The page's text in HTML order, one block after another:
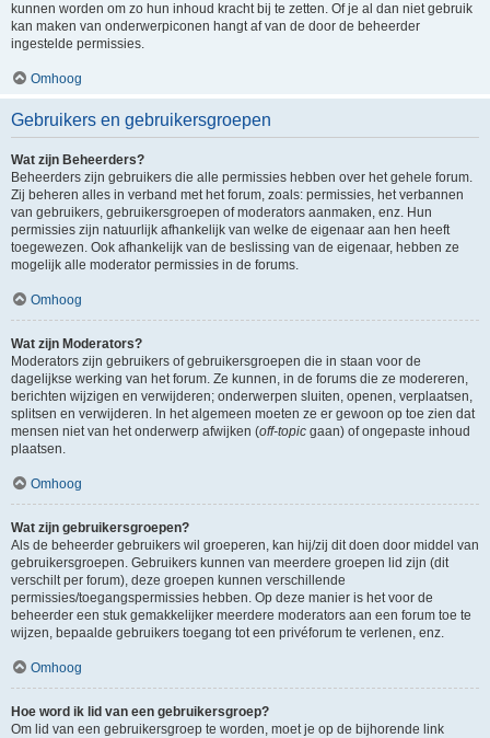
kunnen worden om zo hun inhoud kracht bij te zetten. Of je al dan niet gebruik
kan maken van onderwerpiconen hangt af van de door de beheerder
ingestelde permissies.
Omhoog
Gebruikers en gebruikersgroepen
Wat zijn Beheerders?
Beheerders zijn gebruikers die alle permissies hebben over het gehele forum.
Zij beheren alles in verband met het forum, zoals: permissies, het verbannen
van gebruikers, gebruikersgroepen of moderators aanmaken, enz. Hun
permissies zijn natuurlijk afhankelijk van welke de eigenaar aan hen heeft
toegewezen. Ook afhankelijk van de beslissing van de eigenaar, hebben ze
mogelijk alle moderator permissies in de forums.
Omhoog
Wat zijn Moderators?
Moderators zijn gebruikers of gebruikersgroepen die in staan voor de
dagelijkse werking van het forum. Ze kunnen, in de forums die ze modereren,
berichten wijzigen en verwijderen; onderwerpen sluiten, openen, verplaatsen,
splitsen en verwijderen. In het algemeen moeten ze er gewoon op toe zien dat
mensen niet van het onderwerp afwijken (off-topic gaan) of ongepaste inhoud
plaatsen.
Omhoog
Wat zijn gebruikersgroepen?
Als de beheerder gebruikers wil groeperen, kan hij/zij dit doen door middel van
gebruikersgroepen. Gebruikers kunnen van meerdere groepen lid zijn (dit
verschilt per forum), deze groepen kunnen verschillende
permissies/toegangspermissies hebben. Op deze manier is het voor de
beheerder een stuk gemakkelijker meerdere moderators aan een forum toe te
wijzen, bepaalde gebruikers toegang tot een privéforum te verlenen, enz.
Omhoog
Hoe word ik lid van een gebruikersgroep?
Om lid van een gebruikersgroep te worden, moet je op de bijhorende link